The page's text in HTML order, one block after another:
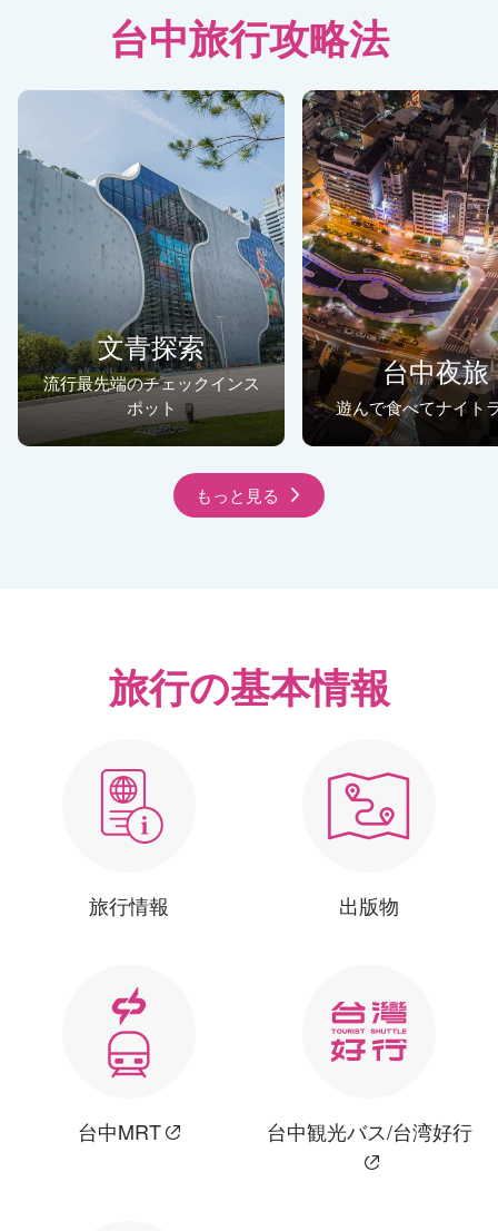
台中旅行攻略法
文青探索
流行最先端のチェックインス
ポット
台中夜旅
遊んで食べてナイト
もっと見る
旅行の基本情報
旅行情報 出版物
台中MRT 台中観光バス/台湾好行